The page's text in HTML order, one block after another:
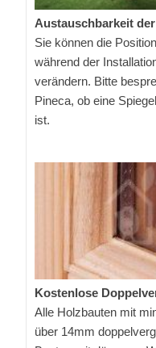
Austauschbarkeit
Sie können die
während der
verändern. Bitte
Pineca, ob eine
ist.
Kostenlose
Alle Holzbauten mit
über 14mm